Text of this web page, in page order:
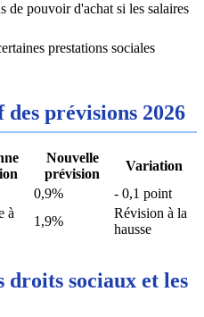
de pouvoir d'achat si les salaires
prestations sociales
prévisions 2026
Nouvelle
prévision
Variation
0,9%
- 0,1 point
à
1,9%
Révision à la
hausse
sociaux et les